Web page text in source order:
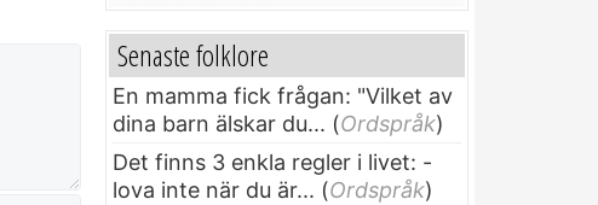
Senaste folklore
En mamma fick frågan: "Vilket av
dina barn älskar du... (Ordspråk)
Det finns 3 enkla regler i livet: -
lova inte när du är... (Ordspråk)